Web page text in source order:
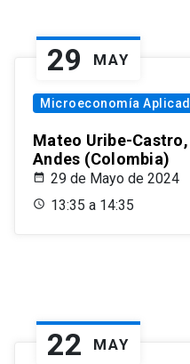
29 MAY
Microeconomía
Mateo Uribe-
Andes (Colombia)
29 de Mayo de 2024
13:35 a 14:35
22 MAY